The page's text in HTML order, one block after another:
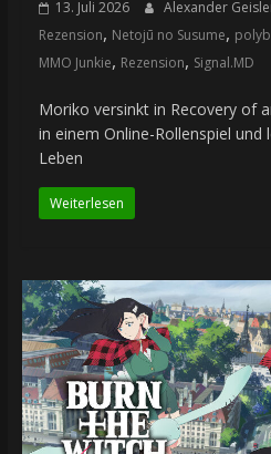
13. Juli 2026 Alexander
Rezension, Netojū no Susume,
MMO Junkie, Rezension, Signal.MD
Moriko versinkt in Recovery of
in einem Online-Rollenspiel
Leben
Weiterlesen